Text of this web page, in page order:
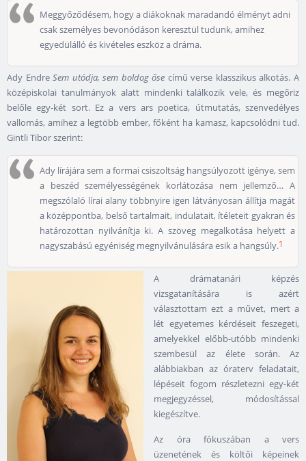
Meggyőződésem, hogy a diákoknak maradandó élményt adni
csak személyes bevonódáson keresztül tudunk, amihez
egyedülálló és kivételes eszköz a dráma.
Ady EndreSem utódja, sem boldog őse című verse klasszikus alkotás. A
középiskolai tanulmányok alatt mindenki találkozik vele, és megőriz
belőle egy-két sort. Ez a vers ars poetica, útmutatás, szenvedélyes
vallomás, amihez a legtöbb ember, főként ha kamasz, kapcsolódni tud.
Gintli Tibor szerint:
Ady lírájára sem a formai csiszoltság hangsúlyozott igénye, sem
a beszéd személyességének korlátozása nem jellemző… A
megszólaló lírai alany többnyire igen látványosan állítja magát
a középpontba, belső tartalmait, indulatait, ítéleteit gyakran és
határozottan nyilvánítja ki. A szöveg megalkotása helyett a
nagyszabású egyéniség megnyilvánulására esik a hangsúly.1
A drámatanári képzés
vizsgatanítására is azért
választottam ezt a művet, mert a
lét egyetemes kérdéseit feszegeti,
amelyekkel előbb-utóbb mindenki
szembesül az élete során. Az
alábbiakban az óraterv feladatait,
lépéseit fogom részletezni egy-két
megjegyzéssel, módosítással
kiegészítve.
Az óra fókuszában a vers
üzenetének és költői képeinek